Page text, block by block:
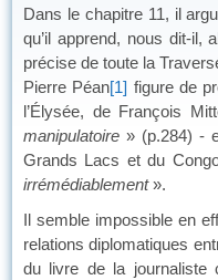
Dans le chapitre 11, il
qu’il apprend, nous dit-il,
précise de toute la
Pierre Péan[1] figure de
l’Élysée, de François
manipulatoire » (p.284) -
Grands Lacs et du
irrémédiablement».
Il semble impossible en
relations diplomatiques
du livre de la journaliste